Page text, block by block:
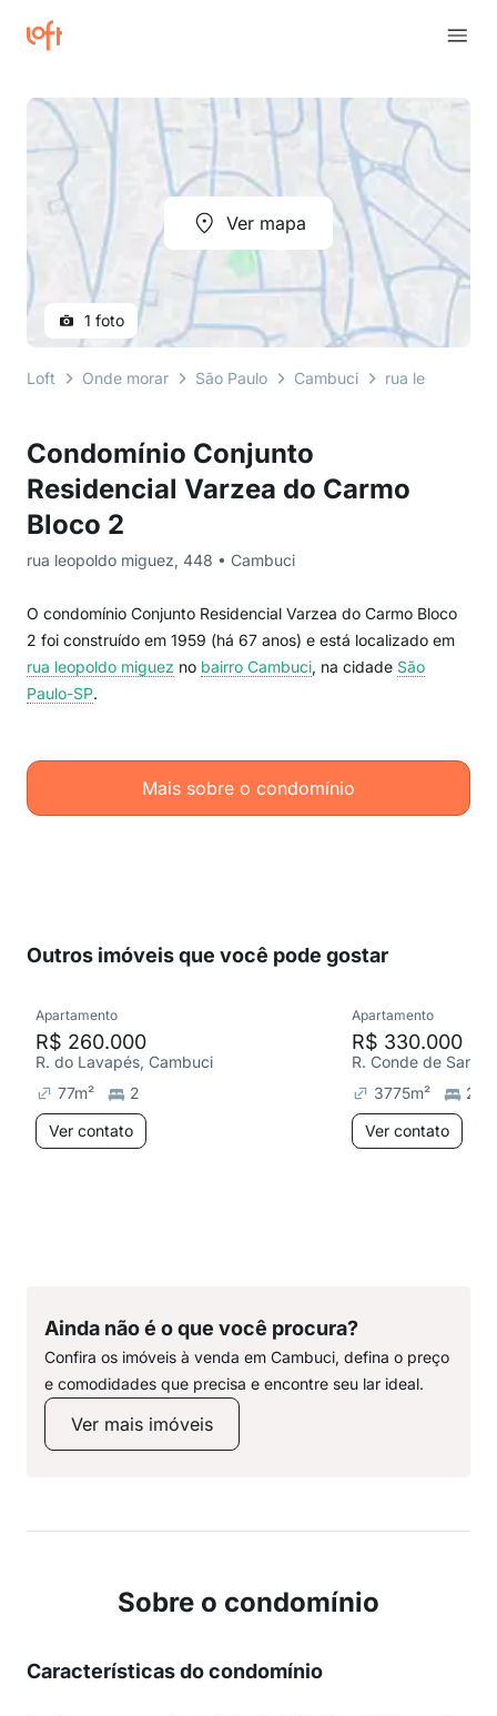
Condomínio Conjunto
Residencial Varzea do Carmo
Bloco 2
rua leopoldo miguez, 448 • Cambuci
O condomínio Conjunto Residencial Varzea do Carmo Bloco
2 foi construído em 1959 (há 67 anos) e está localizado em
rua leopoldo miguez no bairro Cambuci, na cidade São
Paulo-SP.
Mais sobre o condomínio
Ver mapa
1 foto
Loft Onde morar São Paulo Cambuci rua leopoldo
Outros imóveis que você pode gostar
Apartamento
R$ 260.000
R. do Lavapés, Cambuci
77m²
2
Ver contato
Apartamento
R$ 330.000
R. Conde de
3775m²
2
Ver contato
Ainda não é o que você procura?
Confira os imóveis à venda em Cambuci, defina o preço
e comodidades que precisa e encontre seu lar ideal.
Ver mais imóveis
Sobre o condomínio
Características do condomínio